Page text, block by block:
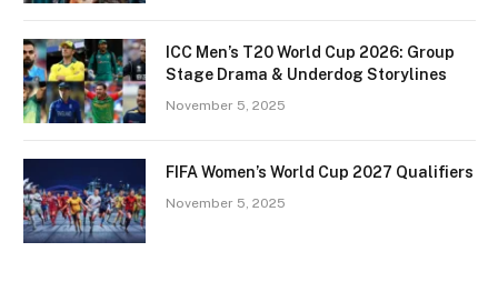
ICC Men’s T20 World Cup 2026: Group
Stage Drama & Underdog Storylines
November 5, 2025
FIFA Women’s World Cup 2027 Qualifiers
November 5, 2025